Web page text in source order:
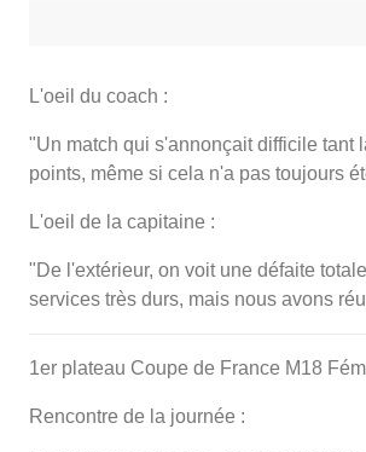
L'oeil du coach :
"Un match qui s'annonçait difficile tant
points, même si cela n'a pas toujours
L'oeil de la capitaine :
"De l'extérieur, on voit une défaite
services très durs, mais nous avons
1er plateau Coupe de France M18
Rencontre de la journée :